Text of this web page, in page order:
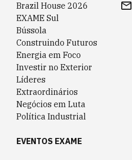
Brazil House 2026
EXAME Sul
Bússola
Construindo Futuros
Energia em Foco
Investir no Exterior
Líderes
Extraordinários
Negócios em Luta
Política Industrial
EVENTOS EXAME